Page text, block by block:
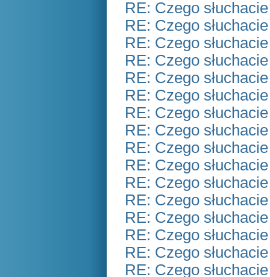
RE: Czego
RE: Czego
RE: Czego
RE: Czego
RE: Czego
RE: Czego
RE: Czego
RE: Czego
RE: Czego
RE: Czego
RE: Czego
RE: Czego
RE: Czego
RE: Czego
RE: Czego
RE: Czego